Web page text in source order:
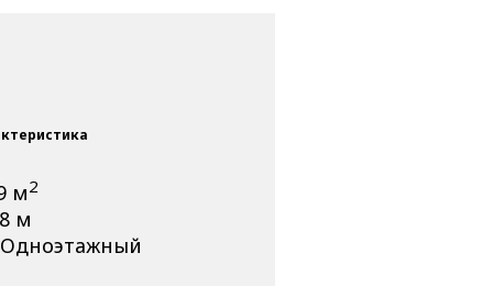
м2
м